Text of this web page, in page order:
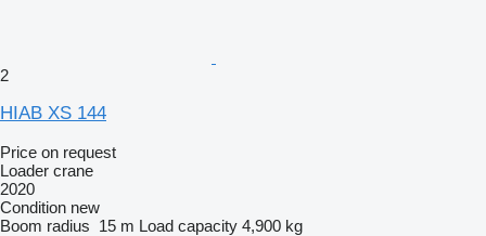
2
HIAB XS 144
Price on request
Loader crane
2020
Condition new
Boom radius 15 m Load capacity 4,900 kg